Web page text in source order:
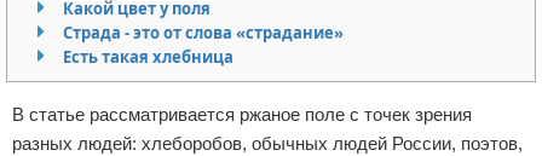
Идеи бизнеса
Для руководителя
Промышленность
Контакты
Сотрудничество
Размещение рекламы
Какой цвет у поля
Страда - это от слова «страдание»
Есть такая хлебница
В статье рассматривается ржаное поле с точек зрения
разных людей: хлеборобов, обычных людей России, поэтов,